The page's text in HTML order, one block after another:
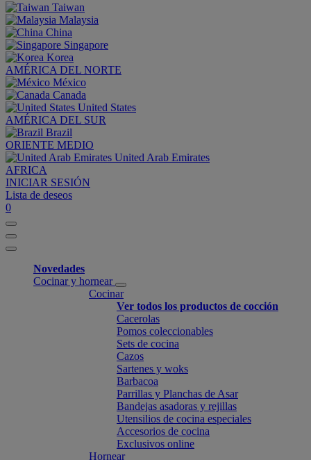
Taiwan
Malaysia
China
Singapore
Korea
AMÉRICA DEL NORTE
México
Canada
United States
AMÉRICA DEL SUR
Brazil
ORIENTE MEDIO
United Arab Emirates
AFRICA
INICIAR SESIÓN
Lista de deseos
0
Novedades
Cocinar y hornear
Cocinar
Ver todos los productos de cocción
Cacerolas
Pomos coleccionables
Sets de cocina
Cazos
Sartenes y woks
Barbacoa
Parrillas y Planchas de Asar
Bandejas asadoras y rejillas
Utensilios de cocina especiales
Accesorios de cocina
Exclusivos online
Hornear